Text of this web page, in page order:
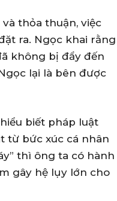
thỏa thuận, việc
ra. Ngọc khai rằng
không bị đẩy đến
lại là bên được
biết pháp luật
từ bức xúc cá nhân
thì ông ta có hành
gây hệ lụy lớn cho